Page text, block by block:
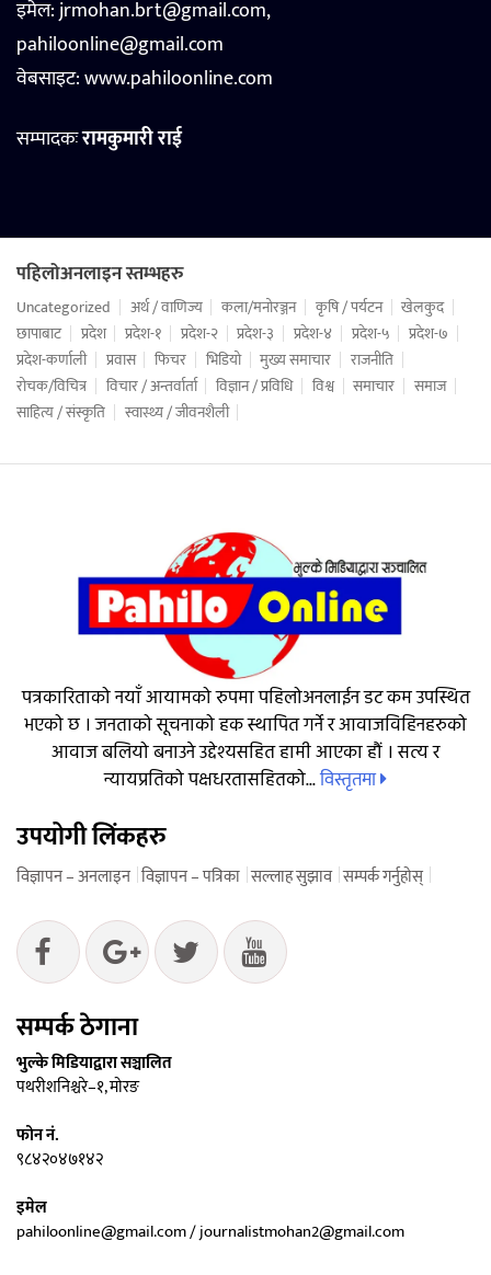
इमेल: jrmohan.brt@gmail.com,
pahiloonline@gmail.com
वेबसाइट:www.pahiloonline.com
सम्पादकःरामकुमारी राई
पहिलोअनलाइन स्तम्भहरु
Uncategorized अर्थ / वाणिज्य कला/मनोरञ्जन कृषि / पर्यटन
खेलकुद
छापाबाट
प्रदेश प्रदेश-१ प्रदेश-२ प्रदेश-३ प्रदेश-४ प्रदेश-५
प्रदेश-७
प्रदेश-कर्णाली
प्रवास फिचर भिडियो मुख्य समाचार
राजनीति
रोचक/विचित्र
विचार / अन्तर्वार्ता विज्ञान / प्रविधि विश्व समाचार
समाज
साहित्य / संस्कृति
स्वास्थ्य / जीवनशैली
पत्रकारिताको नयाँ आयामको रुपमा पहिलोअनलाईन डट कम उपस्थित
भएको छ । जनताको सूचनाको हक स्थापित गर्ने र आवाजविहिनहरुको
आवाज बलियो बनाउने उद्देश्यसहित हामी आएका हौं । सत्य र
न्यायप्रतिको पक्षधरतासहितको...विस्तृतमा
उपयोगी लिंकहरु
विज्ञापन – अनलाइन विज्ञापन – पत्रिका सल्लाह सुझाव सम्पर्क गर्नुहोस्
सम्पर्क ठेगाना
भुल्के मिडियाद्वारा सञ्चालित
पथरीशनिश्चरे–१, मोरङ
फोन नं.
९८४२०४७१४२
इमेल
pahiloonline@gmail.com / journalistmohan2@gmail.com